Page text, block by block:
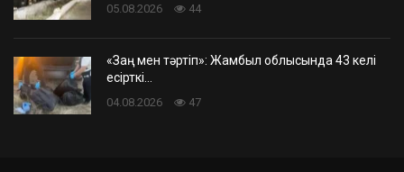
05.08.2026 44
«Заң мен тәртіп»: Жамбыл облысында 43 келі
есірткі…
04.08.2026 47